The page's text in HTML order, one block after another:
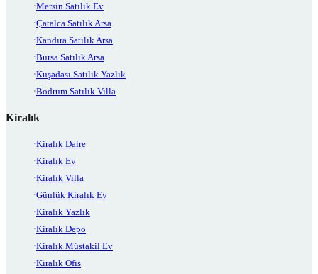
Mersin Satılık Ev
Çatalca Satılık Arsa
Kandıra Satılık Arsa
Bursa Satılık Arsa
Kuşadası Satılık Yazlık
Bodrum Satılık Villa
Kiralık
Kiralık Daire
Kiralık Ev
Kiralık Villa
Günlük Kiralık Ev
Kiralık Yazlık
Kiralık Depo
Kiralık Müstakil Ev
Kiralık Ofis